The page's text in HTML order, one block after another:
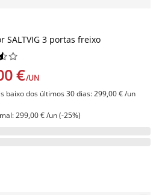
SALTVIG 3 portas freixo


€/UN
baixo dos últimos 30 dias: 299,00 € /un
299,00 € /un (-25%)